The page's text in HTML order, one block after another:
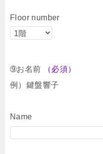
Floor number
➈お名前
（必須）
例）鍵盤響子
Name